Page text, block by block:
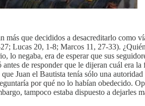
más que decididos a desacreditarlo como
Lucas 20, 1-8; Marcos 11, 27-33).
negaba, era de esperar que sus
de responder que le dijeran cuál era
Juan el Bautista tenía sólo una
por qué no lo habían obedecido.
tampoco estaba dispuesto a dejarles